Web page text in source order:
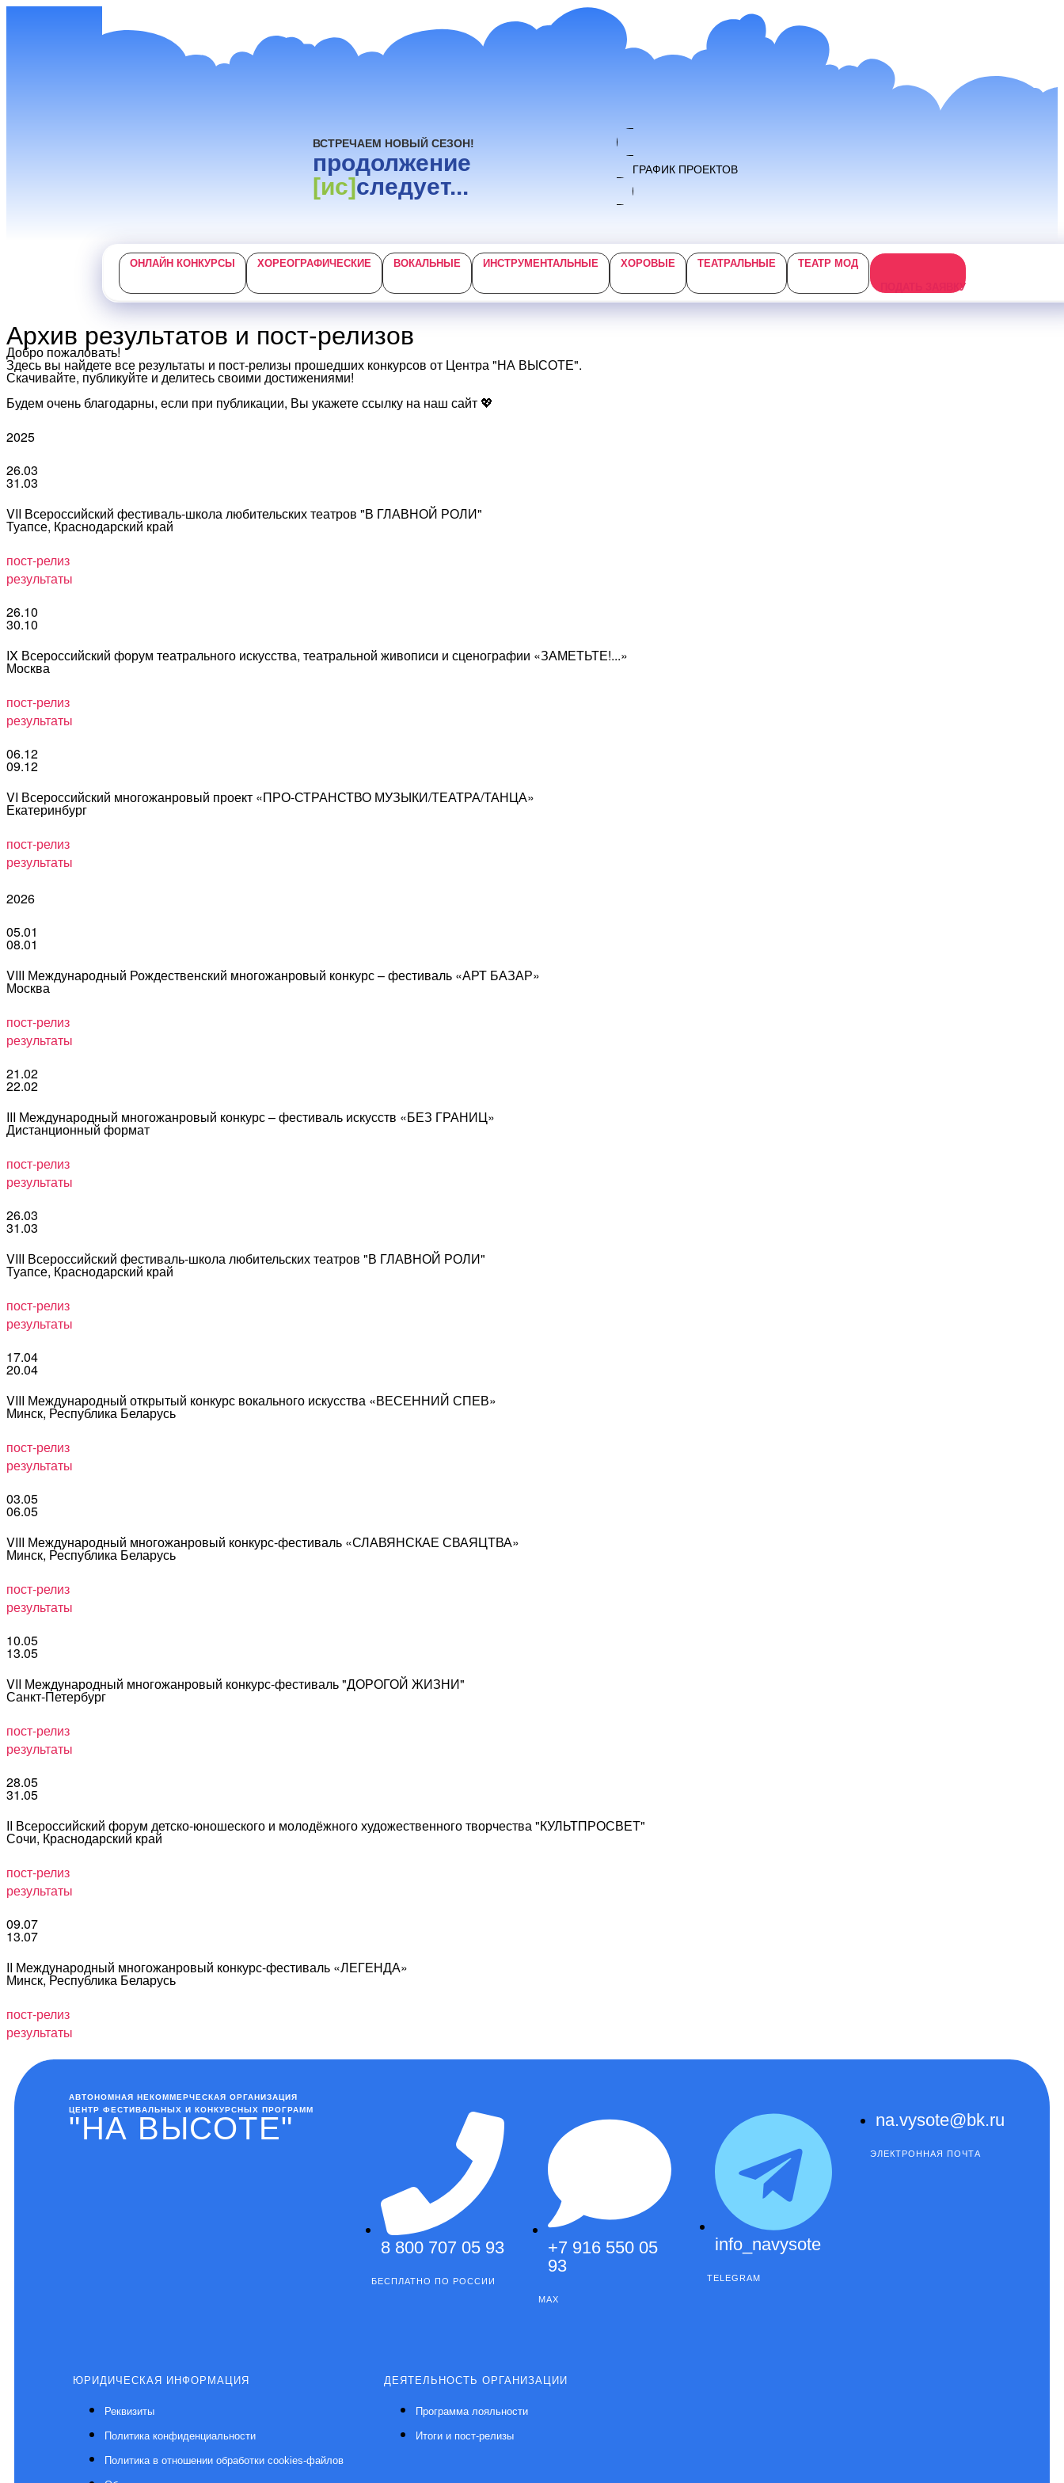
ВСТРЕЧАЕМ НОВЫЙ СЕЗОН!
продолжение
[ис]следует...
ГРАФИК ПРОЕКТОВ
ОНЛАЙН КОНКУРСЫ ХОРЕОГРАФИЧЕСКИЕ ВОКАЛЬНЫЕ ИНСТРУМЕНТАЛЬНЫЕ ХОРОВЫЕ ТЕАТРАЛЬНЫЕ
ТЕАТР МОД
ПОДАТЬ ЗАЯВКУ
Архив результатов и пост-релизов
Добро пожаловать!
Здесь вы найдете все результаты и пост-релизы прошедших конкурсов от Центра "НА ВЫСОТЕ".
Скачивайте, публикуйте и делитесь своими достижениями!
Будем очень благодарны, если при публикации, Вы укажете ссылку на наш сайт 💖
2025
26.03
31.03
VII Всероссийский фестиваль-школа любительских театров "В ГЛАВНОЙ РОЛИ"
Туапсе, Краснодарский край
пост-релиз
результаты
26.10
30.10
IX Всероссийский форум театрального искусства, театральной живописи и сценографии «ЗАМЕТЬТЕ!...»
Москва
пост-релиз
результаты
06.12
09.12
VI Всероссийский многожанровый проект «ПРО-СТРАНСТВО МУЗЫКИ/ТЕАТРА/ТАНЦА»
Екатеринбург
пост-релиз
результаты
2026
05.01
08.01
VIII Международный Рождественский многожанровый конкурс – фестиваль «АРТ БАЗАР»
Москва
пост-релиз
результаты
21.02
22.02
III Международный многожанровый конкурс – фестиваль искусств «БЕЗ ГРАНИЦ»
Дистанционный формат
пост-релиз
результаты
26.03
31.03
VIII Всероссийский фестиваль-школа любительских театров "В ГЛАВНОЙ РОЛИ"
Туапсе, Краснодарский край
пост-релиз
результаты
17.04
20.04
VIII Международный открытый конкурс вокального искусства «ВЕСЕННИЙ СПЕВ»
Минск, Республика Беларусь
пост-релиз
результаты
03.05
06.05
VIII Международный многожанровый конкурс-фестиваль «СЛАВЯНСКАЕ СВАЯЦТВА»
Минск, Республика Беларусь
пост-релиз
результаты
10.05
13.05
VII Международный многожанровый конкурс-фестиваль "ДОРОГОЙ ЖИЗНИ"
Санкт-Петербург
пост-релиз
результаты
28.05
31.05
II Всероссийский форум детско-юношеского и молодёжного художественного творчества "КУЛЬТПРОСВЕТ"
Сочи, Краснодарский край
пост-релиз
результаты
09.07
13.07
II Международный многожанровый конкурс-фестиваль «ЛЕГЕНДА»
Минск, Республика Беларусь
пост-релиз
результаты
АВТОНОМНАЯ НЕКОММЕРЧЕСКАЯ ОРГАНИЗАЦИЯ
ЦЕНТР ФЕСТИВАЛЬНЫХ И КОНКУРСНЫХ ПРОГРАММ
"НА ВЫСОТЕ"
8 800 707 05 93
БЕСПЛАТНО ПО РОССИИ
+7 916 550 05
93
MAX
info_navysote
TELEGRAM
na.vysote@bk.ru
ЭЛЕКТРОННАЯ ПОЧТА
ЮРИДИЧЕСКАЯ ИНФОРМАЦИЯ
Реквизиты
Политика конфиденциальности
Политика в отношении обработки cookies-файлов
ДЕЯТЕЛЬНОСТЬ ОРГАНИЗАЦИИ
Программа лояльности
Итоги и пост-релизы